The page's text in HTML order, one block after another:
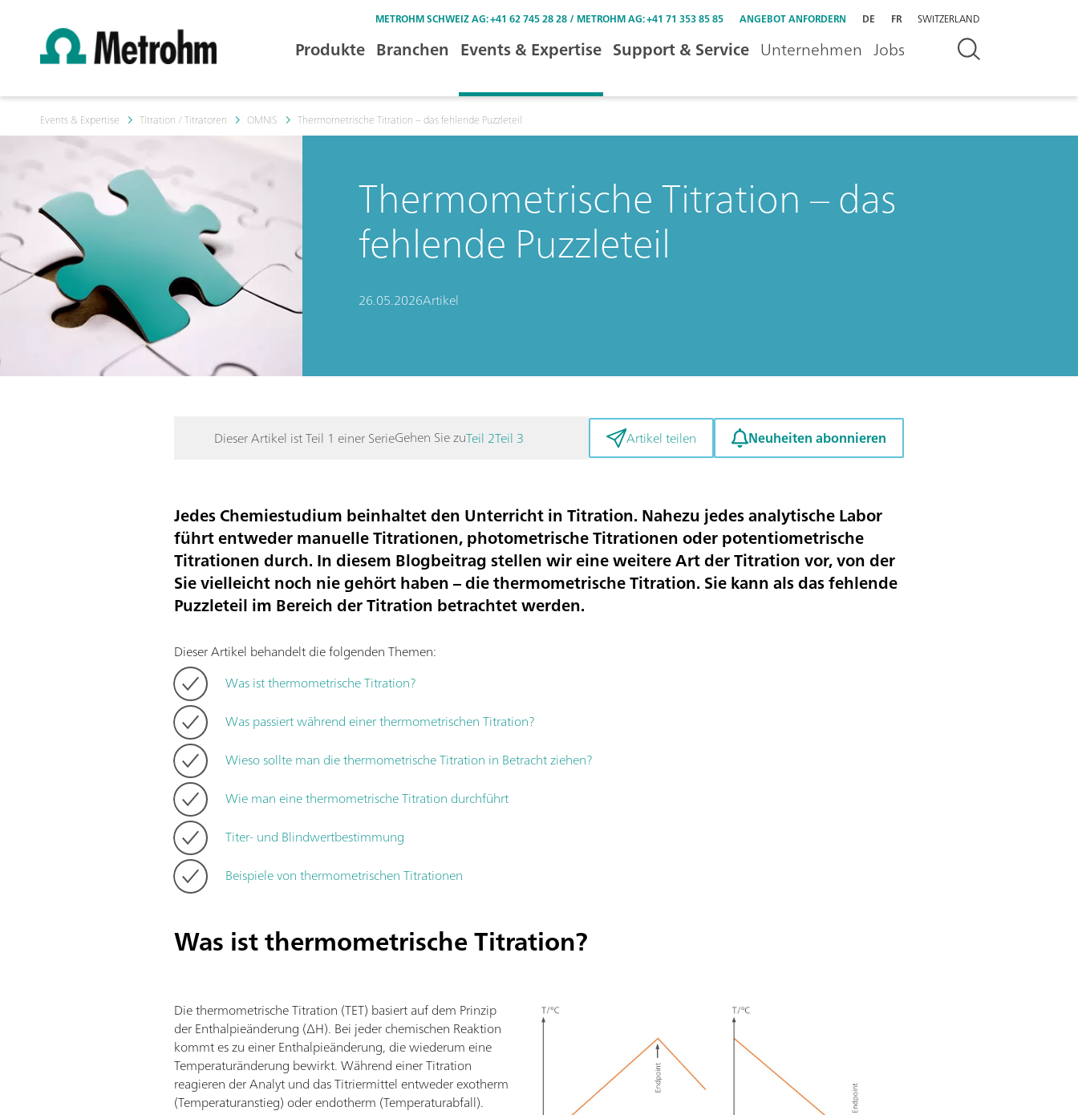
METROHM SCHWEIZ AG: +41 62 745 28 28 / METROHM AG: +41 71 353 85 85 ANGEBOT ANFORDERN DE FR SWITZERLAND
Produkte Branchen Events & Expertise Support & Service Unternehmen Jobs
Events & Expertise Titration / Titratoren OMNIS Thermometrische Titration – das fehlende Puzzleteil
Thermometrische Titration – das
fehlende Puzzleteil
26.05.2026Artikel
Dieser Artikel ist Teil 1 einer SerieGehen Sie zuTeil 2Teil 3 Artikel teilen Neuheiten abonnieren
Jedes Chemiestudium beinhaltet den Unterricht in Titration. Nahezu jedes analytische Labor
führt entweder manuelle Titrationen, photometrische Titrationen oder potentiometrische
Titrationen durch. In diesem Blogbeitrag stellen wir eine weitere Art der Titration vor, von der
Sie vielleicht noch nie gehört haben – die thermometrische Titration. Sie kann als das fehlende
Puzzleteil im Bereich der Titration betrachtet werden.
Dieser Artikel behandelt die folgenden Themen:
Was ist thermometrische Titration?
Was passiert während einer thermometrischen Titration?
Wieso sollte man die thermometrische Titration in Betracht ziehen?
Wie man eine thermometrische Titration durchführt
Titer- und Blindwertbestimmung
Beispiele von thermometrischen Titrationen
Was ist thermometrische Titration?
Die thermometrische Titration (TET) basiert auf dem Prinzip
der Enthalpieänderung (ΔH). Bei jeder chemischen Reaktion
kommt es zu einer Enthalpieänderung, die wiederum eine
Temperaturänderung bewirkt. Während einer Titration
reagieren der Analyt und das Titriermittel entweder exotherm
(Temperaturanstieg) oder endotherm (Temperaturabfall).